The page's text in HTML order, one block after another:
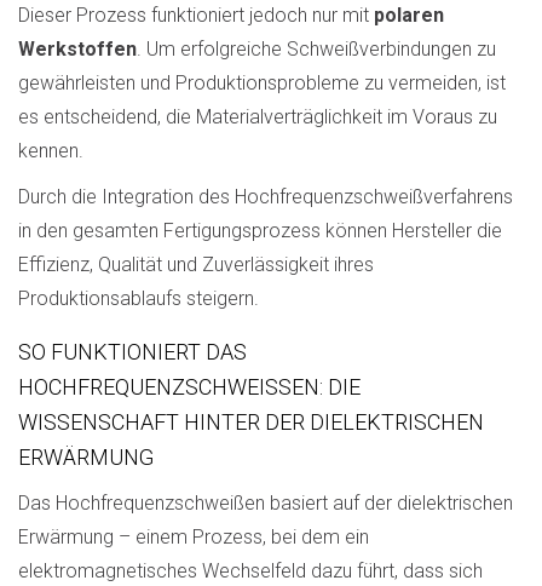
Dieser Prozess funktioniert jedoch nur mit polaren
Werkstoffen. Um erfolgreiche Schweißverbindungen zu
gewährleisten und Produktionsprobleme zu vermeiden, ist
es entscheidend, die Materialverträglichkeit im Voraus zu
kennen.
Durch die Integration des Hochfrequenzschweißverfahrens
in den gesamten Fertigungsprozess können Hersteller die
Effizienz, Qualität und Zuverlässigkeit ihres
Produktionsablaufs steigern.
SO FUNKTIONIERT DAS
HOCHFREQUENZSCHWEISSEN: DIE W
ISSENSCHAFT HINTER DER DIELEKTRISCHEN E
RWÄRMUNG
Das Hochfrequenzschweißen basiert auf der dielektrischen
Erwärmung – einem Prozess, bei dem ein
elektromagnetisches Wechselfeld dazu führt, dass sich